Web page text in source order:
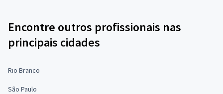
Encontre outros profissionais nas
principais cidades
Rio Branco
São Paulo